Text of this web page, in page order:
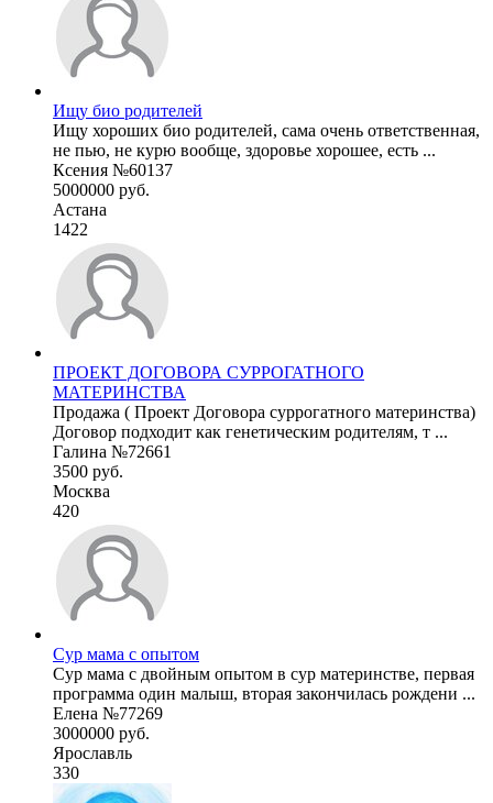
Ищу био родителей
Ищу хороших био родителей, сама очень ответственная,
не пью, не курю вообще, здоровье хорошее, есть ...
Ксения №60137
5000000 руб.
Астана
1422
ПРОЕКТ ДОГОВОРА СУРРОГАТНОГО
МАТЕРИНСТВА
Продажа ( Проект Договора суррогатного материнства)
Договор подходит как генетическим родителям, т ...
Галина №72661
3500 руб.
Москва
420
Сур мама с опытом
Сур мама с двойным опытом в сур материнстве, первая
программа один малыш, вторая закончилась рождени ...
Елена №77269
3000000 руб.
Ярославль
330